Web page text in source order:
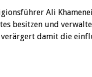
Ali
besitzen und
damit die